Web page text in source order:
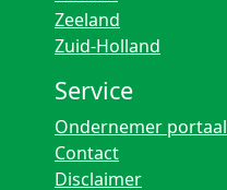
Zeeland
Zuid-Holland
Service
Ondernemer portaal
Contact
Disclaimer